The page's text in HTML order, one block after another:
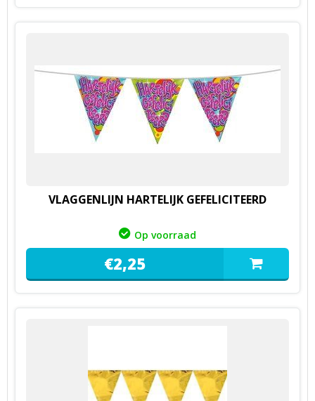
VLAGGENLIJN HARTELIJK GEFELICITEERD
Op voorraad
€2,25